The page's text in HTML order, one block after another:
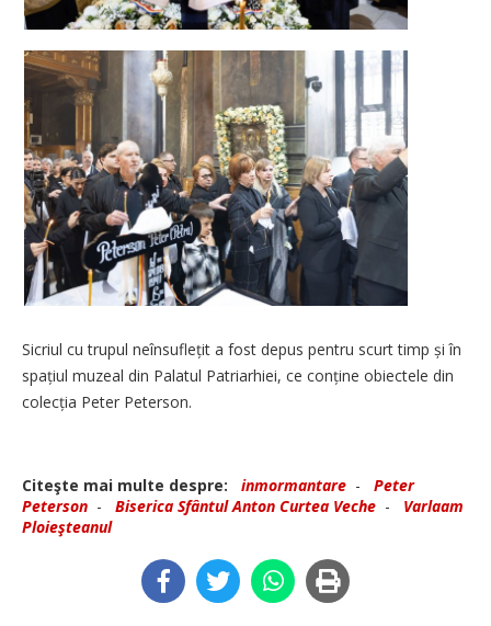
Sicriul cu trupul neînsuflețit a fost depus pentru scurt timp și în
spațiul muzeal din Palatul Patriarhiei, ce conține obiectele din
colecția Peter Peterson.
Citeşte mai multe despre: inmormantare - Peter
Peterson - Biserica Sfântul Anton Curtea Veche - Varlaam
Ploieşteanul